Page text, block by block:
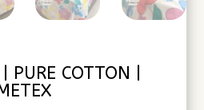
PURE COTTON |